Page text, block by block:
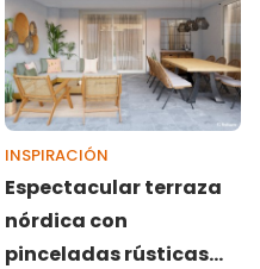
INSPIRACIÓN
Espectacular terraza
nórdica con
pinceladas rústicas